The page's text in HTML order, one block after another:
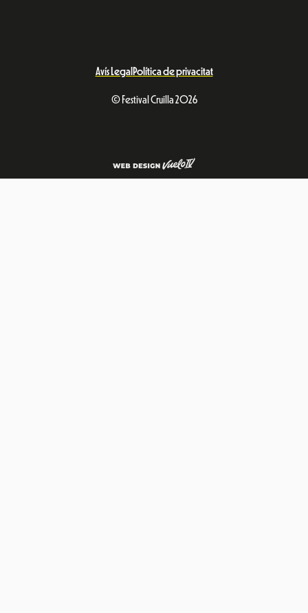
Avís Legal Política de privacitat
© Festival Cruïlla 2026